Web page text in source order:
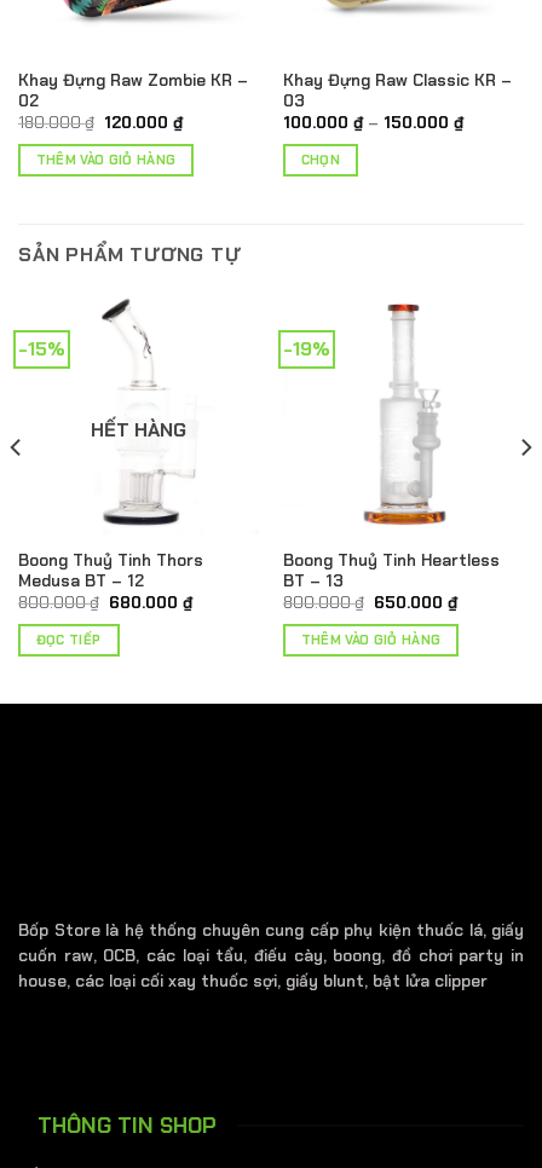
Khay Đựng Raw Zombie KR –
02
180.000₫ Giá
là:
180.000 ₫.
120.000 ₫Giá
hiện
tại
THÊM VÀO GIỎ HÀNG
Khay Đựng Raw Classic KR –
03
100.000 ₫ – 150.000 ₫Khoảng
giá:
CHỌN
thể.
Các
trang
sản
phẩm
SẢN PHẨM TƯƠNG TỰ
-15%
HẾT HÀNG
Boong Thuỷ Tinh Thors
Medusa BT – 12
800.000₫ Giá
là:
680.000 ₫Giá
hiện
ĐỌC TIẾP
-19%
Boong Thuỷ Tinh Heartless
BT – 13
800.000₫ Giá
là:
800.000 ₫.
650.000 ₫Giá
hiện
tại
THÊM VÀO GIỎ HÀNG
Bốp Store là hệ thống chuyên cung cấp phụ kiện thuốc lá, giấy
cuốn raw, OCB, các loại tẩu, điếu cày, boong, đồ chơi party in
house, các loại cối xay thuốc sợi, giấy blunt, bật lửa clipper
THÔNG TIN SHOP